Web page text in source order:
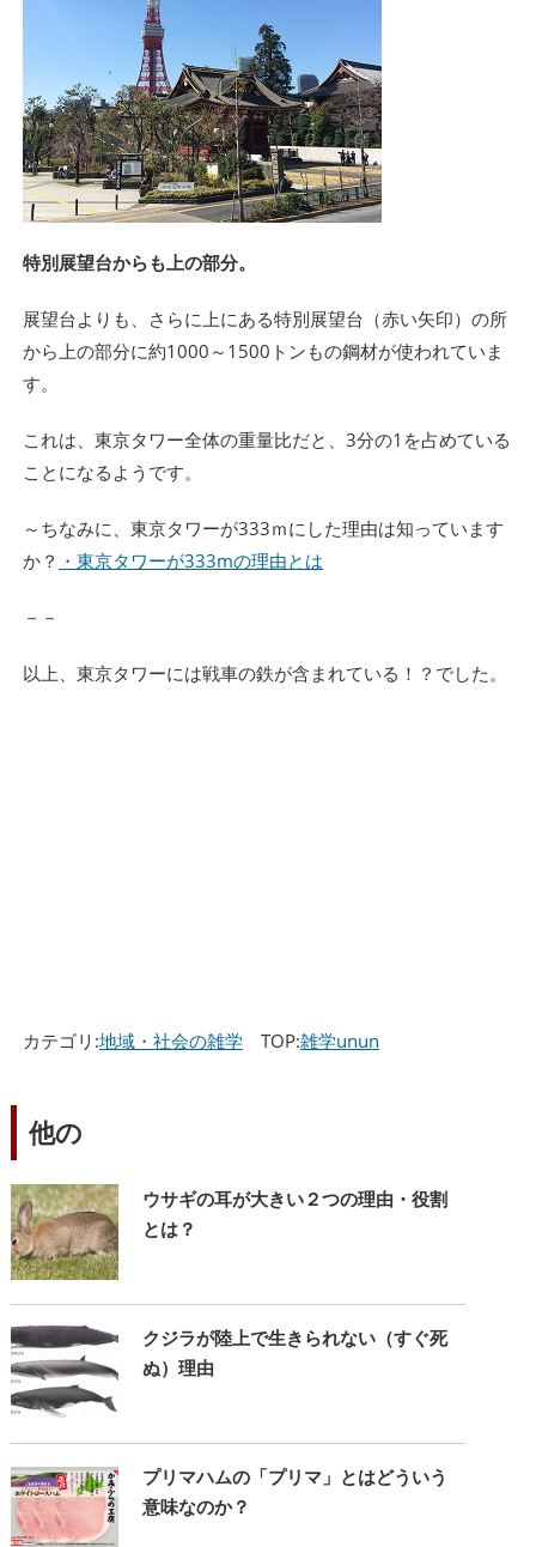
特別展望台からも上の部分。
展望台よりも、さらに上にある特別展望台（赤い矢印）の所
から上の部分に約1000～1500トンもの鋼材が使われていま
す。
これは、東京タワー全体の重量比だと、3分の1を占めている
ことになるようです。
～ちなみに、東京タワーが333ｍにした理由は知っています
か？ ・東京タワーが333mの理由とは
－－
以上、東京タワーには戦車の鉄が含まれている！？でした。
カテゴリ:地域・社会の雑学TOP:雑学unun
他の
ウサギの耳が大きい２つの理由・役割
とは？
クジラが陸上で生きられない（すぐ死
ぬ）理由
プリマハムの「プリマ」とはどういう
意味なのか？